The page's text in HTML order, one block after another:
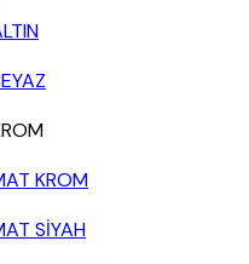
KROM
SİYAH